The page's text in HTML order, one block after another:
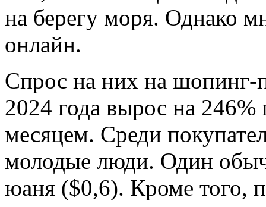
на берегу моря. Однако
онлайн.
Спрос на них на шопинг-
2024 года вырос на
месяцем. Среди
молодые люди. Один
юаня ($0,6). Кроме того,